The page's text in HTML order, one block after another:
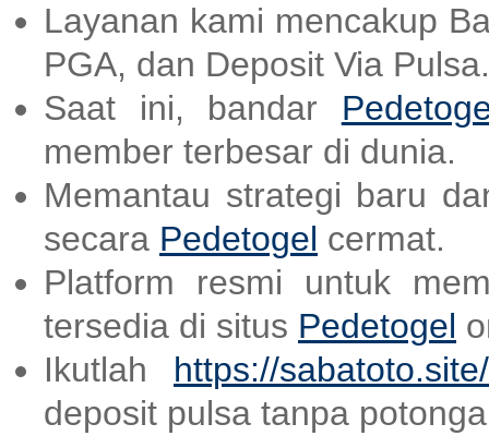
Layanan kami mencakup
PGA, dan Deposit Via Pulsa.
Saat ini, bandar
member terbesar di dunia.
Memantau strategi baru
secara Pedetogel cermat.
Platform resmi untuk
tersedia di situs Pedetogel
Ikutlah https://sabatoto.site/
deposit pulsa tanpa